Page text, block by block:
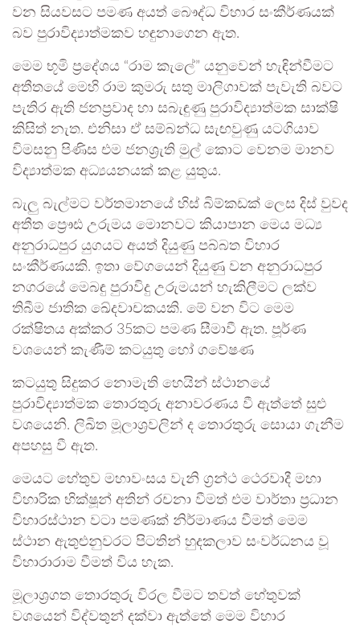
වන සියවසට පමණ අයත් බෞද්ධ විහාර සංකීර්ණයක්
බව පුරාවිද්‍යාත්මකව හඳුනාගෙන ඇත.
මෙම භූමි ප්‍රදේශය “රාම කැ‍ලේ” යනුවෙන් හැඳින්වීමට
අතීතයේ මෙහි රාම කුමරු සතු මාලිගාවක් පැවැති බවට
පැතිර ඇති ජනප්‍රවාද හා සබැඳුණු පුරාවිද්‍යාත්මක සාක්ෂි
කිසිත් නැත. එනිසා ඒ සම්බන්ධ සැඟවුණු යටගියාව
විමසනු පිණිස එම ජනශ්‍රැති මුල් කොට වෙනම මානව
විද්‍යාත්මක අධ්‍යයනයක් කළ යුතුය.
බැලු බැල්මට වර්තමානයේ හිස් බිම්කඩක් ලෙස දිස් වුවද
අතීත ‍ප්‍රෞඪ උරුමය මොනවට කියාපාන මෙය මධ්‍ය
අනුරාධපුර යුගයට අයත් දියුණු පබ්බත විහාර
සංකීර්ණයකි. ඉතා වේගයෙන් දියුණු වන අනුරාධපුර
නගරයේ මෙබඳු පුරාවිදු උරුමයන් හැකිලීමට ලක්ව
තිබීම ජාතික ඛේදවාචකයකි. මේ වන විට මෙම
රක්ෂිතය අක්කර 35කට පමණ සීමාවී ඇත. පූර්ණ
වශයෙන් කැණීම් කටයුතු හෝ ගවේෂණ
කටයුතු සිදුකර නොමැති හෙයින් ස්ථානයේ
පුරාවිද්‍යාත්මක තොරතුරු අනාවරණය වී ඇත්තේ සුළු
වශයෙනි. ලිඛිත මූලාශ්‍රවලින් ද තොරතුරු සොයා ගැනීම
අපහසු වී ඇත.
මෙයට හේතුව මහාවංසය වැනි ග්‍රන්ථ ථෙරවාදී මහා
විහාරික භික්ෂූන් අතින් රචනා වීමත් එම වාර්තා ප්‍රධාන
විහාරස්ථාන වටා පමණක් නිර්මාණය වීමත් මෙම
ස්ථාන ඇතුළුනුවරට පිටතින් හුදකලාව සංවර්ධනය වූ
විහාරාරාම වීමත් විය හැක.
මූලාශ්‍රගත තොරතුරු විරල වීමට තවත් හේතුවක්
වශයෙන් විද්වතුන් දක්වා ඇත්තේ මෙම විහාර